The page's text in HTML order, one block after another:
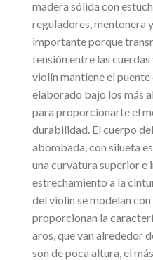
madera sólida con
reguladores, mentonera
importante porque
tensión entre las
violín mantiene el puente
elaborado bajo los más
para proporcionarte el
durabilidad. El cuerpo
abombada, con silueta
una curvatura superior e
estrechamiento a la
del violín se modelan
proporcionan la
aros, que van alrededor
son de poca altura, el